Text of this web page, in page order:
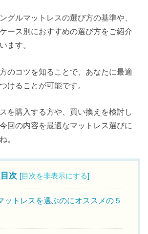
グルマットレスの選び方の基準や、
ース別におすすめの選び方をご紹介
ます。
のコツを知ることで、あなたに最適
けることが可能です。
を購入する方や、買い換えを検討し
回の内容を最適なマットレス選びに
。
目次 [目次を非表示にする]
ットレスを選ぶのにオススメの５